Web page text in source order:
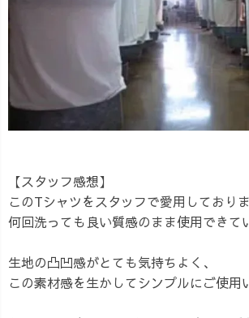
【スタッフ感想】
このTシャツをスタッフで愛用しておりま
何回洗っても良い質感のまま使用できて
生地の凸凹感がとても気持ちよく、
この素材感を生かしてシンプルにご使用